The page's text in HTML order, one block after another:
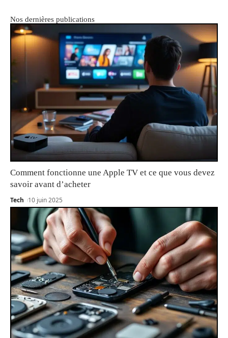
Nos dernières publications
Comment fonctionne une Apple TV et ce que vous devez
savoir avant d’acheter
Tech 10 juin 2025